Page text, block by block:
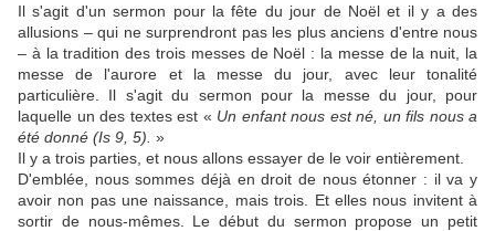
Il s'agit d'un sermon pour la fête du jour de Noël et il y a des
allusions – qui ne surprendront pas les plus anciens d'entre nous
– à la tradition des trois messes de Noël : la messe de la nuit, la
messe de l'aurore et la messe du jour, avec leur tonalité
particulière. Il s'agit du sermon pour la messe du jour, pour
laquelle un des textes est « Un enfant nous est né, un fils nous a
été donné (Is 9, 5). »
Il y a trois parties, et nous allons essayer de le voir entièrement.
D'emblée, nous sommes déjà en droit de nous étonner : il va y
avoir non pas une naissance, mais trois. Et elles nous invitent à
sortir de nous-mêmes. Le début du sermon propose un petit